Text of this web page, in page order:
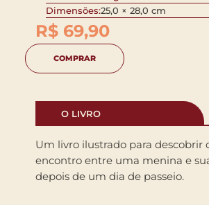
Dimensões:25,0 × 28,0 cm
R$ 69,90
COMPRAR
O LIVRO
Um livro ilustrado para descobrir
encontro entre uma menina e
depois de um dia de passeio.